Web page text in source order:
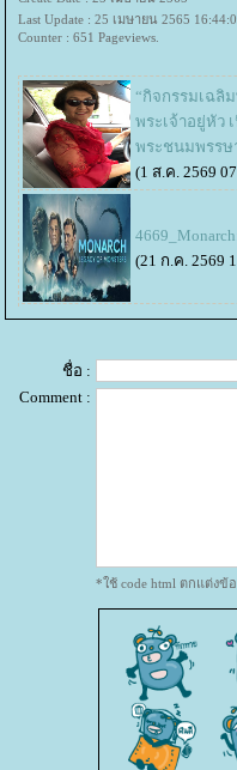
Last Update : 25 เมษายน 2565
Counter : 651 Pageviews.
“กิจกรรมเฉลิ
พระเจ้าอยู่หัว
พระชนมพรรษ
(1 ส.ค. 2569
(21 ก.ค. 2569
ชื่อ :
Comment :
*ใช้ code html ตกแต่งข้